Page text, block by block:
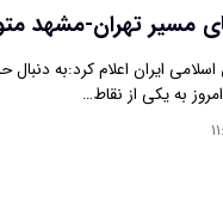
مسیر تهران-مشهد
ایران اعلام کرد:به
به یکی از ‌نقاط…